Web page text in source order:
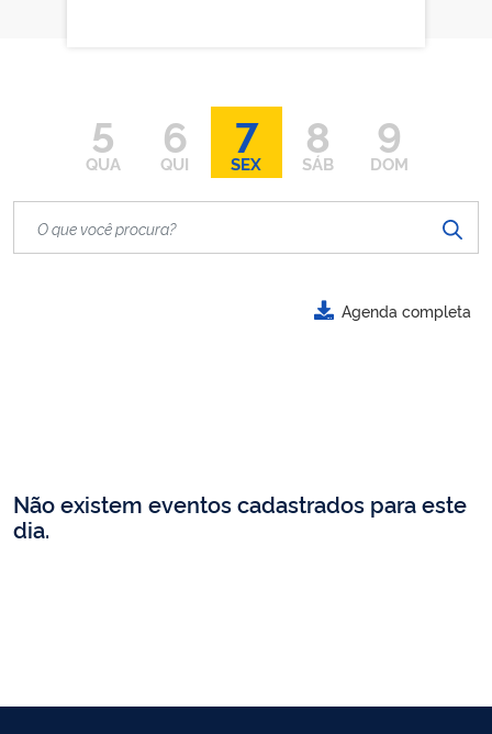
5
QUA
6
QUI
7
SEX
8
SÁB
9
DOM
Agenda completa
Não existem eventos cadastrados para este
dia.